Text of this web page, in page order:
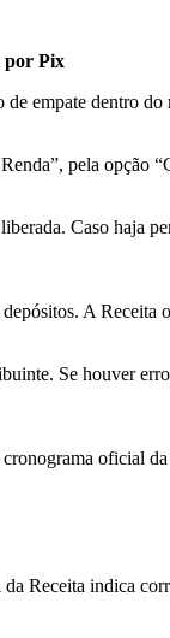
por Pix
empate dentro
pela opção
Caso haja
A
Se houver
oficial
Receita indica